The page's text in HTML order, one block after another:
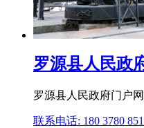
罗源县人民政
罗源县人民政府门户
联系电话: 180 3780